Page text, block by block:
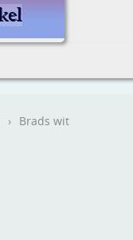
› Brads wit